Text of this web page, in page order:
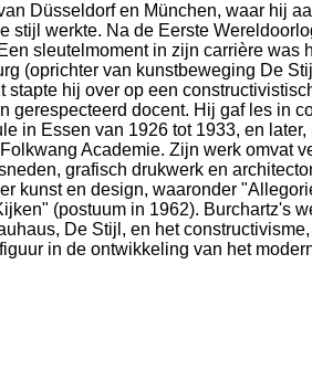
Düsseldorf en München, waar hij
stijl werkte. Na de Eerste
sleutelmoment in zijn carrière was
(oprichter van kunstbeweging De
stapte hij over op een
gerespecteerd docent. Hij gaf les in
in Essen van 1926 tot 1933, en
Academie. Zijn werk omvat
grafisch drukwerk en
kunst en design, waaronder
(postuum in 1962). Burchartz's
De Stijl, en het
in de ontwikkeling van het